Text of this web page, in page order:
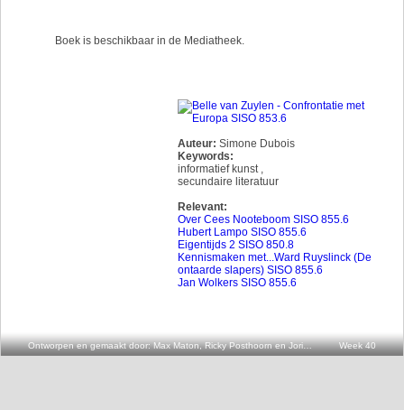
Boek is beschikbaar in de Mediatheek.
Auteur: Simone Dubois
Keywords:
informatief kunst ,
secundaire literatuur
Relevant:
Over Cees Nooteboom SISO 855.6
Hubert Lampo SISO 855.6
Eigentijds 2 SISO 850.8
Kennismaken met...Ward Ruyslinck (De
ontaarde slapers) SISO 855.6
Jan Wolkers SISO 855.6
Ontworpen en gemaakt door: Max Maton, Ricky Posthoorn en Joris v.d. Oever Week 40